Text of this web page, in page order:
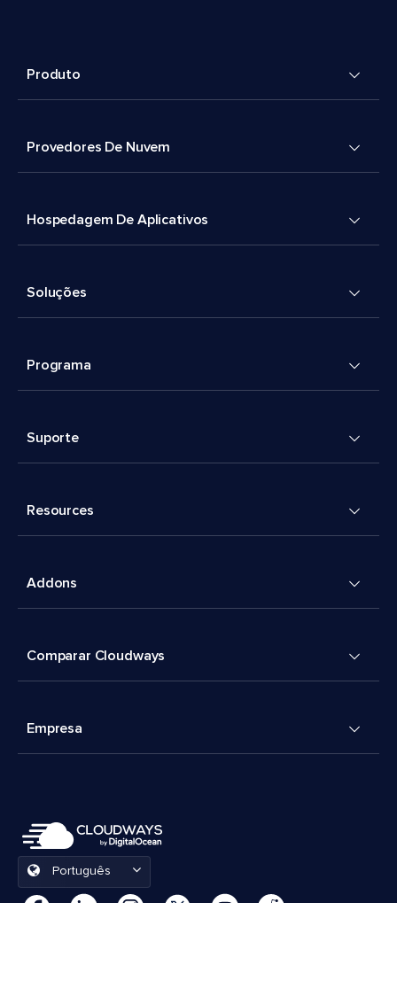
Produto
Provedores De Nuvem
Hospedagem De Aplicativos
Soluções
Programa
Suporte
Resources
Addons
Comparar Cloudways
Empresa
Português